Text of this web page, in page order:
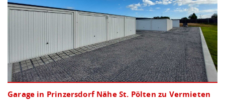
Garage in Prinzersdorf Nähe St. Pölten zu Vermieten